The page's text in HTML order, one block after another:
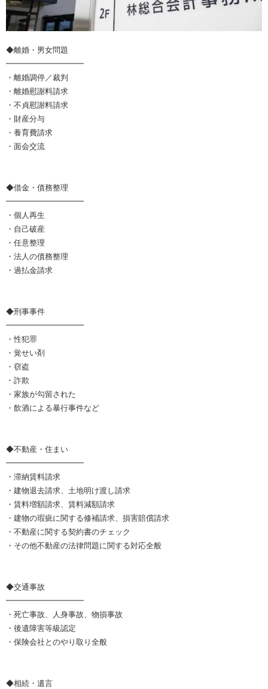
◆離婚・男女問題
━━━━━━━━━━
・離婚調停／裁判
・離婚慰謝料請求
・不貞慰謝料請求
・財産分与
・養育費請求
・面会交流
◆借金・債務整理
━━━━━━━━━━
・個人再生
・自己破産
・任意整理
・法人の債務整理
・過払金請求
◆刑事事件
━━━━━━━━━━
・性犯罪
・覚せい剤
・窃盗
・詐欺
・家族が勾留された
・飲酒による暴行事件など
◆不動産・住まい
━━━━━━━━━━
・滞納賃料請求
・建物退去請求、土地明け渡し請求
・賃料増額請求、賃料減額請求
・建物の瑕疵に関する修補請求、損害賠償請求
・不動産に関する契約書のチェック
・その他不動産の法律問題に関する対応全般
◆交通事故
━━━━━━━━━━
・死亡事故、人身事故、物損事故
・後遺障害等級認定
・保険会社とのやり取り全般
◆相続・遺言